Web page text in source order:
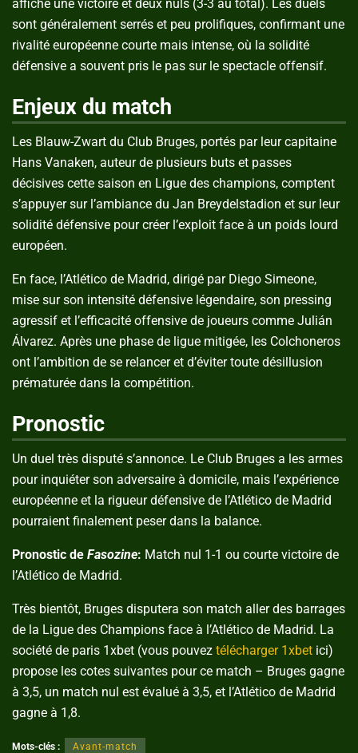
affiche une victoire et deux nuls (3-3 au total). Les duels
sont généralement serrés et peu prolifiques, confirmant une
rivalité européenne courte mais intense, où la solidité
défensive a souvent pris le pas sur le spectacle offensif.
Enjeux du match
Les Blauw-Zwart du Club Bruges, portés par leur capitaine
Hans Vanaken, auteur de plusieurs buts et passes
décisives cette saison en Ligue des champions, comptent
s’appuyer sur l’ambiance du Jan Breydelstadion et sur leur
solidité défensive pour créer l’exploit face à un poids lourd
européen.
En face, l’Atlético de Madrid, dirigé par Diego Simeone,
mise sur son intensité défensive légendaire, son pressing
agressif et l’efficacité offensive de joueurs comme Julián
Álvarez. Après une phase de ligue mitigée, les Colchoneros
ont l’ambition de se relancer et d’éviter toute désillusion
prématurée dans la compétition.
Pronostic
Un duel très disputé s’annonce. Le Club Bruges a les armes
pour inquiéter son adversaire à domicile, mais l’expérience
européenne et la rigueur défensive de l’Atlético de Madrid
pourraient finalement peser dans la balance.
Pronostic de Fasozine: Match nul 1-1 ou courte victoire de
l’Atlético de Madrid.
Très bientôt, Bruges disputera son match aller des barrages
de la Ligue des Champions face à l’Atlético de Madrid. La
société de paris 1xbet (vous pouvez télécharger 1xbet ici)
propose les cotes suivantes pour ce match – Bruges gagne
à 3,5, un match nul est évalué à 3,5, et l’Atlético de Madrid
gagne à 1,8.
Mots-clés : Avant-match